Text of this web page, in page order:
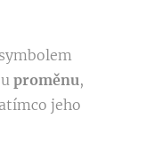
proměnu,
jeho